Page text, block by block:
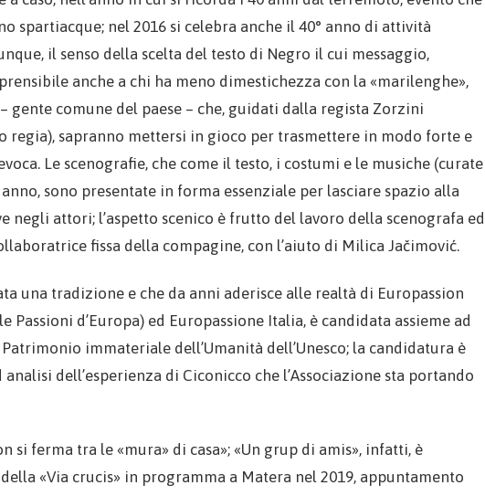
spartiacque; nel 2016 si celebra anche il 40° anno di attività
il senso della scelta del testo di Negro il cui messaggio,
anche a chi ha meno dimestichezza con la «marilenghe»,
comune del paese – che, guidati dalla regista Zorzini
regia), sapranno mettersi in gioco per trasmettere in modo forte e
Le scenografie, che come il testo, i costumi e le musiche (curate
sono presentate in forma essenziale per lasciare spazio alla
negli attori; l’aspetto scenico è frutto del lavoro della scenografa ed
fissa della compagine, con l’aiuto di Milica Jačimović.
una tradizione e che da anni aderisce alle realtà di Europassion
d’Europa) ed Europassione Italia, è candidata assieme ad
immateriale dell’Umanità dell’Unesco; la candidatura è
dell’esperienza di Ciconicco che l’Associazione sta portando
si ferma tra le «mura» di casa»; «Un grup di amis», infatti, è
«Via crucis» in programma a Matera nel 2019, appuntamento